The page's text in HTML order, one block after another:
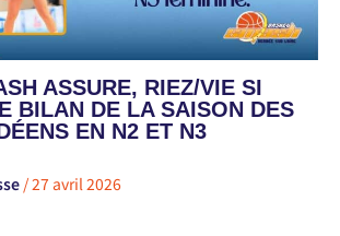
ASSURE, RIEZ/VIE SI
BILAN DE LA SAISON DES
EN N2 ET N3
/27 avril 2026